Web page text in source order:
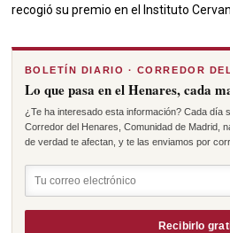
recogió su premio en el Instituto
BOLETÍN DIARIO · CORREDOR
Lo que pasa en el Henares, cada
¿Te ha interesado esta información? Cada día
Corredor del Henares, Comunidad de Madrid,
de verdad te afectan, y te las enviamos por
Recibirlo